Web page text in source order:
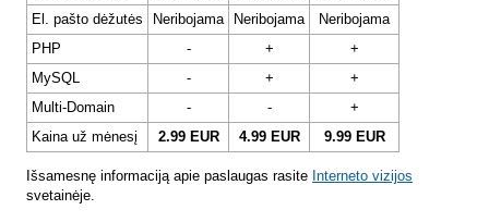
El. pašto dėžutės
Neribojama Neribojama
Neribojama
PHP
- +
+
MySQL
- +
+
Multi-Domain
- -
+
Kaina už mėnesį
2.99 EUR 4.99 EUR 9.99 EUR
Išsamesnę informaciją apie paslaugas rasite Interneto vizijos
svetainėje.